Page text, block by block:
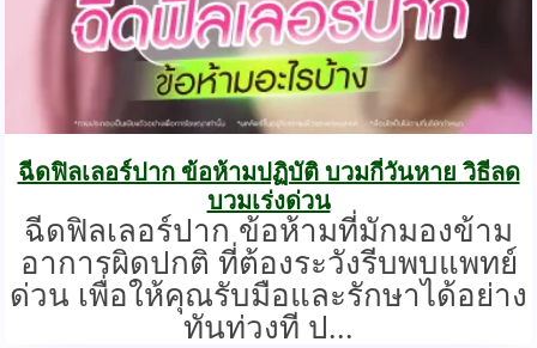
ฉีดฟิลเลอร์ปาก ข้อห้ามปฏิบัติ บวมกี่วันหาย วิธีลด
บวมเร่งด่วน
ฉีดฟิลเลอร์ปาก ข้อห้ามที่มักมองข้าม
อาการผิดปกติ ที่ต้องระวังรีบพบแพทย์
ด่วน เพื่อให้คุณรับมือและรักษาได้อย่าง
ทันท่วงที ป...